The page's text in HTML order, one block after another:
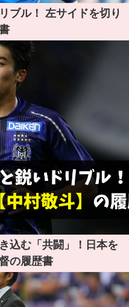
ブル！ 左サイドを切り
込む「共闘」！日本を
の履歴書